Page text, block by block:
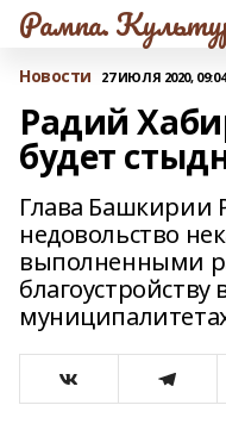
Рампа.
Новости 27 ИЮЛЯ 2020, 09:04
Радий
будет
Глава Башкирии
недовольство
выполненными
благоустройству